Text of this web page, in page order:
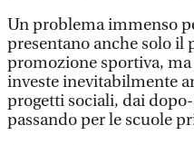
Un problema immenso
presentano anche solo
promozione sportiva,
investe inevitabilmente
progetti sociali, dai
passando per le scuole